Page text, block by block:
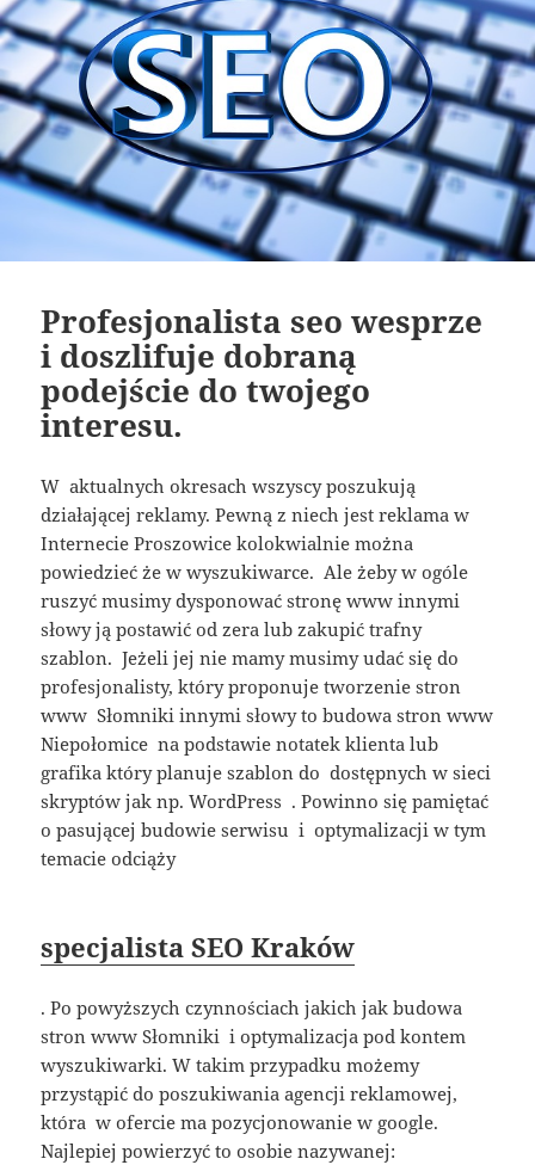
Profesjonalista seo wesprze
i doszlifuje dobraną
podejście do twojego
interesu.
W aktualnych okresach wszyscy poszukują
działającej reklamy. Pewną z niech jest reklama w
Internecie Proszowice kolokwialnie można
powiedzieć że w wyszukiwarce. Ale żeby w ogóle
ruszyć musimy dysponować stronę www innymi
słowy ją postawić od zera lub zakupić trafny
szablon. Jeżeli jej nie mamy musimy udać się do
profesjonalisty, który proponuje tworzenie stron
www Słomniki innymi słowy to budowa stron www
Niepołomice na podstawie notatek klienta lub
grafika który planuje szablon do dostępnych w sieci
skryptów jak np. WordPress . Powinno się pamiętać
o pasującej budowie serwisu i optymalizacji w tym
temacie odciąży
specjalista SEO Kraków
. Po powyższych czynnościach jakich jak budowa
stron www Słomniki i optymalizacja pod kontem
wyszukiwarki. W takim przypadku możemy
przystąpić do poszukiwania agencji reklamowej,
która w ofercie ma pozycjonowanie w google.
Najlepiej powierzyć to osobie nazywanej: